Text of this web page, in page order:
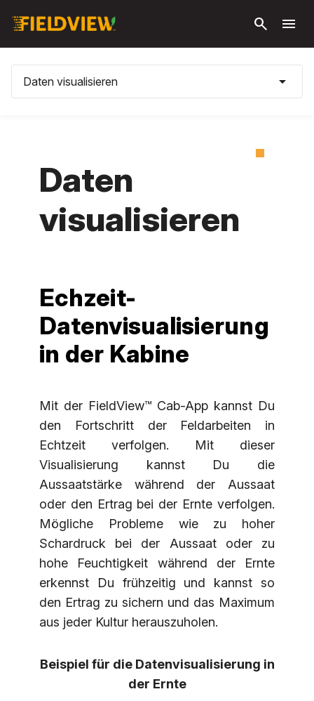
search menu
Daten visualisieren arrow_drop_down
Daten
visualisieren
Echzeit-
Datenvisualisierung
in der Kabine
Mit der FieldView™ Cab-App kannst Du
den Fortschritt der Feldarbeiten in
Echtzeit verfolgen. Mit dieser
Visualisierung kannst Du die
Aussaatstärke während der Aussaat
oder den Ertrag bei der Ernte verfolgen.
Mögliche Probleme wie zu hoher
Schardruck bei der Aussaat oder zu
hohe Feuchtigkeit während der Ernte
erkennst Du frühzeitig und kannst so
den Ertrag zu sichern und das Maximum
aus jeder Kultur herauszuholen.
Beispiel für die Datenvisualisierung in
der Ernte